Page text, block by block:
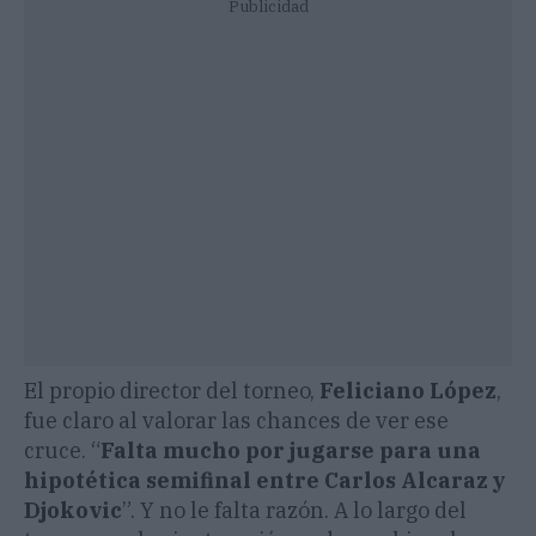
Publicidad
El propio director del torneo, Feliciano López,
fue claro al valorar las chances de ver ese
cruce. “Falta mucho por jugarse para una
hipotética semifinal entre Carlos Alcaraz y
Djokovic”. Y no le falta razón. A lo largo del